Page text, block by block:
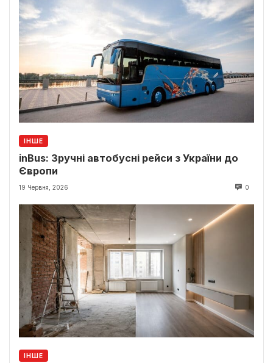
ІНШЕ
inBus: Зручні автобусні рейси з України до
Європи
19 Червня, 2026 0
ІНШЕ